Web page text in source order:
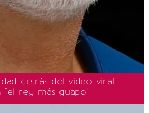
detrás del video viral
"el rey más guapo"